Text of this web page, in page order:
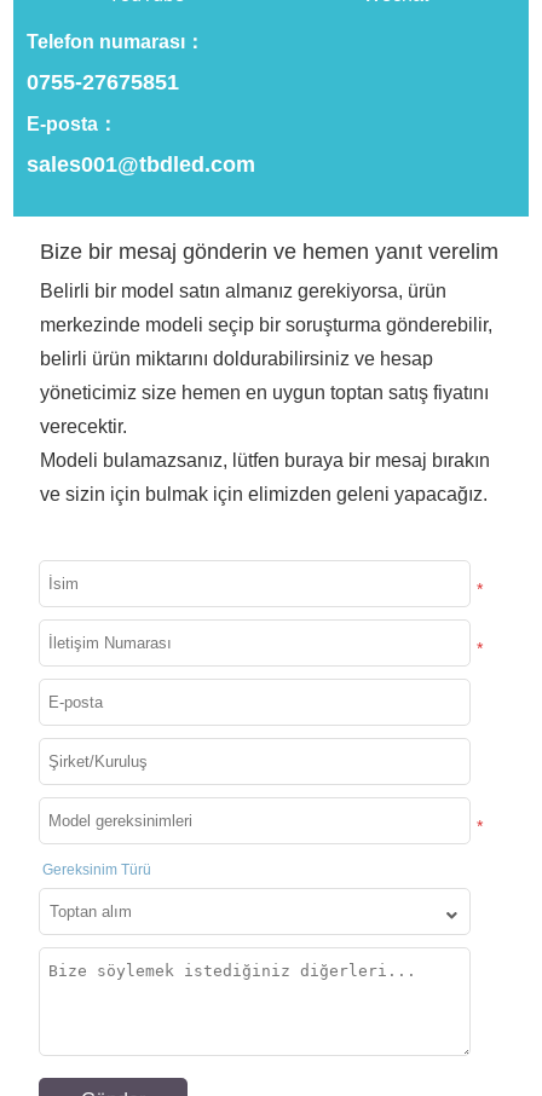
dahil olmak üzere eksiksiz bir hizmet
yelpazesi sunuyoruz.
OEM açısından, müşterilerin yüksek kaliteli ürün
taleplerini karşılamaya odaklanıyoruz. Pazar
Teknik Ar-Ge gücüne ve üretim kapasitesine
sahibiz ve ürün kalitesini sağlamak için sıkı kalite
kontrol uyguluyoruz. OEM hizmetimiz müşteri
ihtiyaçlarına göre çeşitli şekillerde ayarlanabilir.
ODM açısından, müşterilere yüksek kaliteli LED
ürünleri sunmayı, ürünleri müşteri ihtiyaçlarına
tasarımı, yapısal tasarım, işlevsel tasarımdan kalıp
tek elden hizmetlere kadar kalite ve istikrarı
sağlamayı ve müşterilerin özel ihtiyaçlarını
sağlamayı taahhüt ediyoruz.
İster OEM ister ODM olsun, müşterilerimize
kapsamlı tek elden hizmetler sunuyoruz.
OEM/ODM Bölgesine Girin
Özelleştirme neleri içerir?
Müşteriler tercihlerine göre ürünün rengini,
Telefon numarası：
0755-27675851
E-posta：
sales001@tbdled.com
Bize bir mesaj gönderin ve hemen yanıt verelim
Belirli bir model satın almanız gerekiyorsa, ürün
merkezinde modeli seçip bir soruşturma gönderebilir,
belirli ürün miktarını doldurabilirsiniz ve hesap
yöneticimiz size hemen en uygun toptan satış fiyatını
verecektir.
Modeli bulamazsanız, lütfen buraya bir mesaj bırakın
ve sizin için bulmak için elimizden geleni yapacağız.
*
*
*
Gereksinim Türü